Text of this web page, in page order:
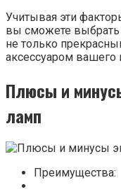
Учитывая эти
вы сможете выбрать
не только
аксессуаром вашего
Плюсы и
ламп
Преимущества: